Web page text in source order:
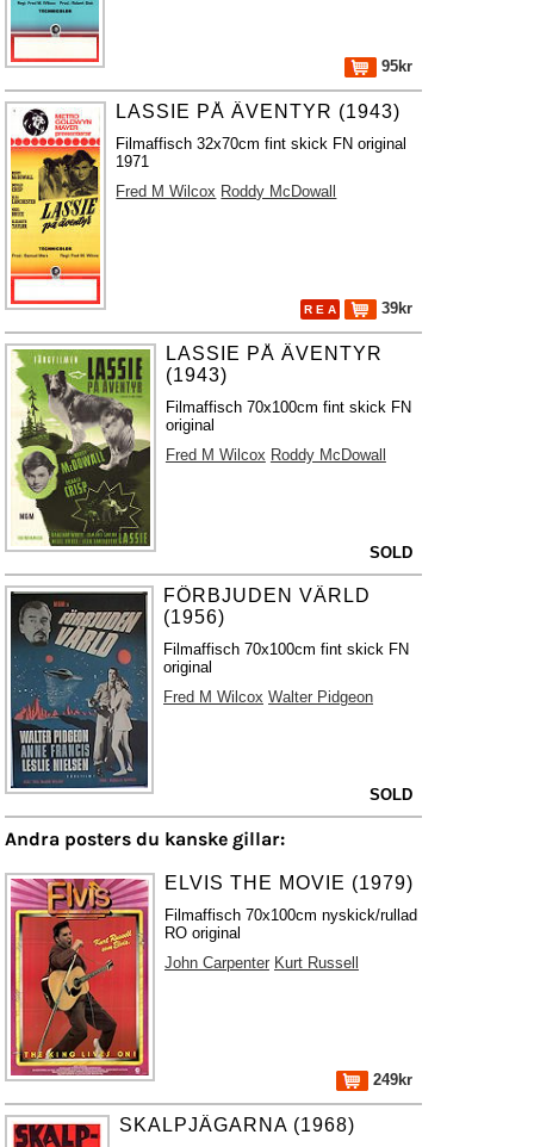
95kr
LASSIE PÅ ÄVENTYR (1943)
Filmaffisch 32x70cm fint skick FN original
1971
Fred M Wilcox Roddy McDowall
R E A 39kr
LASSIE PÅ ÄVENTYR
(1943)
Filmaffisch 70x100cm fint skick FN
original
Fred M Wilcox Roddy McDowall
SOLD
FÖRBJUDEN VÄRLD
(1956)
Filmaffisch 70x100cm fint skick FN
original
Fred M Wilcox Walter Pidgeon
SOLD
Andra posters du kanske gillar:
ELVIS THE MOVIE (1979)
Filmaffisch 70x100cm nyskick/rullad
RO original
John Carpenter Kurt Russell
249kr
SKALPJÄGARNA (1968)